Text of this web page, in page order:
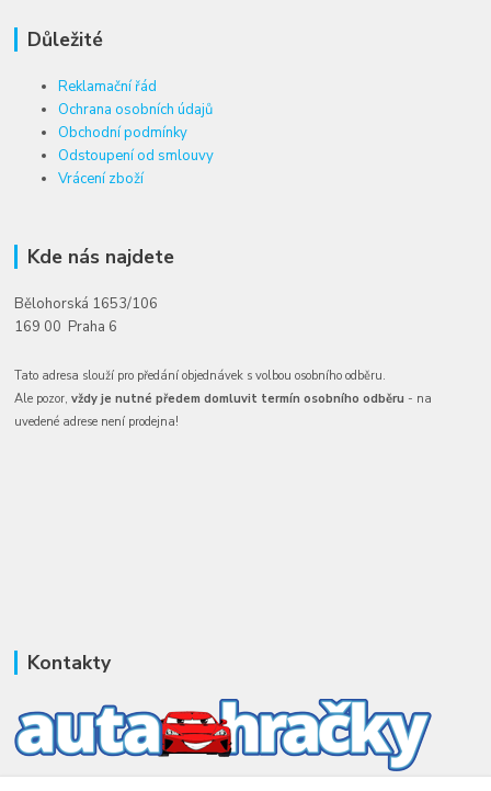
Důležité
Reklamační řád
Ochrana osobních údajů
Obchodní podmínky
Odstoupení od smlouvy
Vrácení zboží
Kde nás najdete
Bělohorská 1653/106
169 00 Praha 6
Tato adresa slouží pro předání objednávek s volbou osobního odběru.
Ale pozor,vždy je nutné předem domluvit termín osobního odběru - na
uvedené adrese není prodejna!
Kontakty